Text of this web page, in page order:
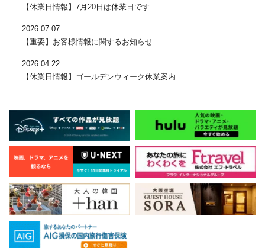
【休業日情報】7月20日は休業日です
2026.07.07
【重要】お客様情報に関するお知らせ
2026.04.22
【休業日情報】ゴールデンウィーク休業案内